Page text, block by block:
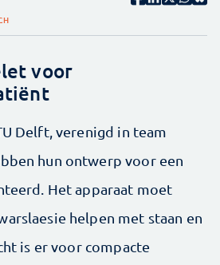
voor
Delft, verenigd in team
hun ontwerp voor een
Het apparaat moet
helpen met staan en
is er voor compacte